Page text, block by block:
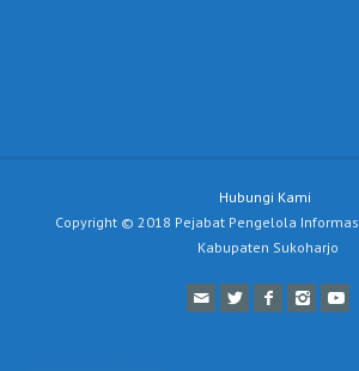
Hubungi Kami
Copyright © 2018 Pejabat Pengelola
Kabupaten Sukoharjo